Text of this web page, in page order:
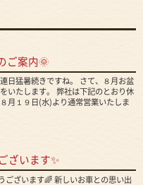
ご案内🌞
日猛暑続きですね。 さて、８月お盆
いたします。 弊社は下記のとおり休
月１９日(水)より通常営業いたしま
ざいます✨
ございます🌈 新しいお車との思い出